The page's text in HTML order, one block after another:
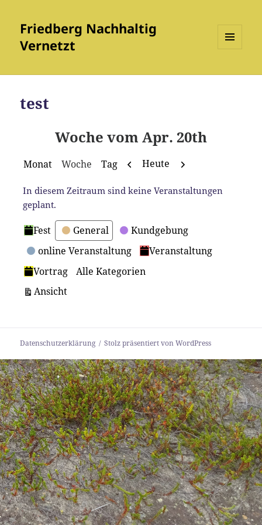
Friedberg Nachhaltig
Vernetzt
WIDGETS
test
Woche vom Apr. 20th
Monat Woche Tag Zurück
Heute Weiter
In diesem Zeitraum sind keine Veranstaltungen
geplant.
Kategorien
Fest General
Kundgebung
online Veranstaltung
Veranstaltung
Vortrag
Alle Kategorien
Ansichtausdrucken
Datenschutzerklärung Stolz präsentiert von WordPress